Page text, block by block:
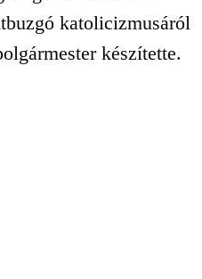
katolicizmusáról
készítette.